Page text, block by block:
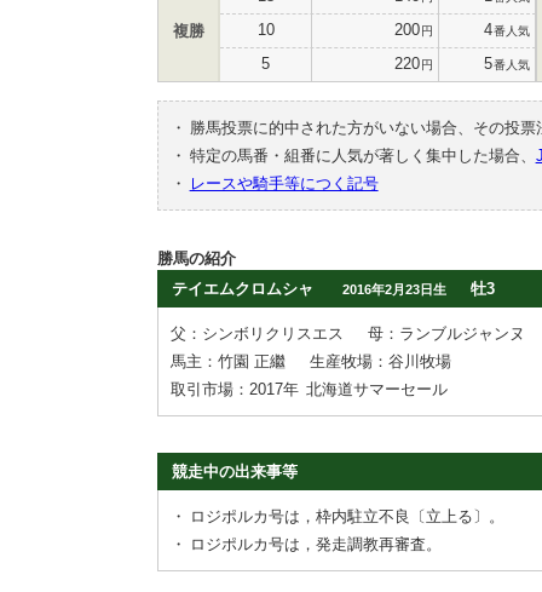
複勝 10 200円 4番人気
5 220円 5番人気
・
勝馬投票に的中された方がいない場合、その投
・ 特定の馬番・組番に人気が著しく集中した場合、
・
レースや騎手等につく記号
勝馬の紹介
テイエムクロムシャ
2016年2月23日生 牡3
父：シンボリクリスエス
母：ランブルジャンヌ
馬主：竹園 正繼
生産牧場：谷川牧場
取引市場：2017年 北海道サマーセール
競走中の出来事等
・
ロジポルカ号は，枠内駐立不良〔立上る〕。
・
ロジポルカ号は，発走調教再審査。